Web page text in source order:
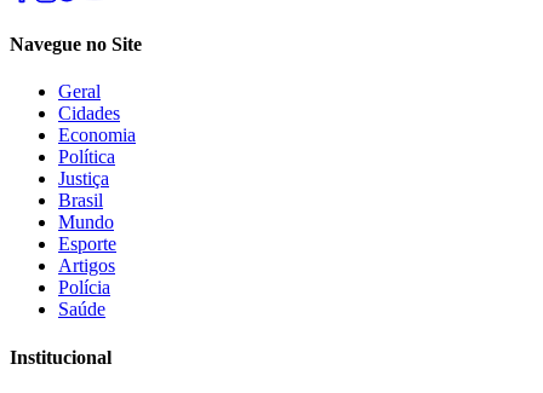
Navegue no Site
Geral
Cidades
Economia
Política
Justiça
Brasil
Mundo
Esporte
Artigos
Polícia
Saúde
Institucional